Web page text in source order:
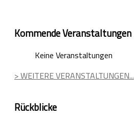
Kommende Veranstaltungen
Keine Veranstaltungen
> WEITERE VERANSTALTUNGEN...
Rückblicke